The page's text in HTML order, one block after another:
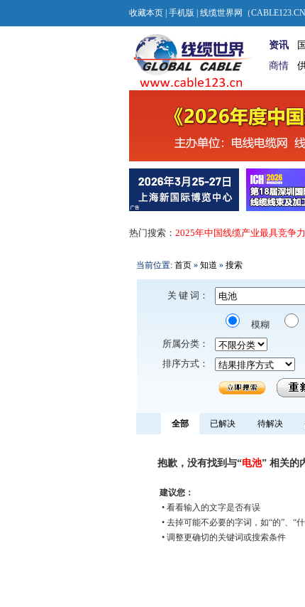
收藏本页 手机版 | 线缆世界网（
资讯
商情
热门搜索： 2025年中国线缆产业最具竞争
当前位置: 首页 » 知道 » 搜索
关 键 词：
模糊
所属分类：
排序方式：
全部 已解决 待解决
抱歉，没有找到与“电池” 相关的
建议您：
• 看看输入的文字是否有误
• 去掉可能不必要的字词，如“的”、“
• 调整更确切的关键词或搜索条件